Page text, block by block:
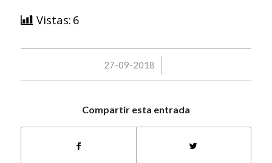
Vistas: 6
27-09-2018
/
Compartir esta entrada